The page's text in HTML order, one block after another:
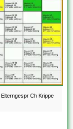
Ch Krippe